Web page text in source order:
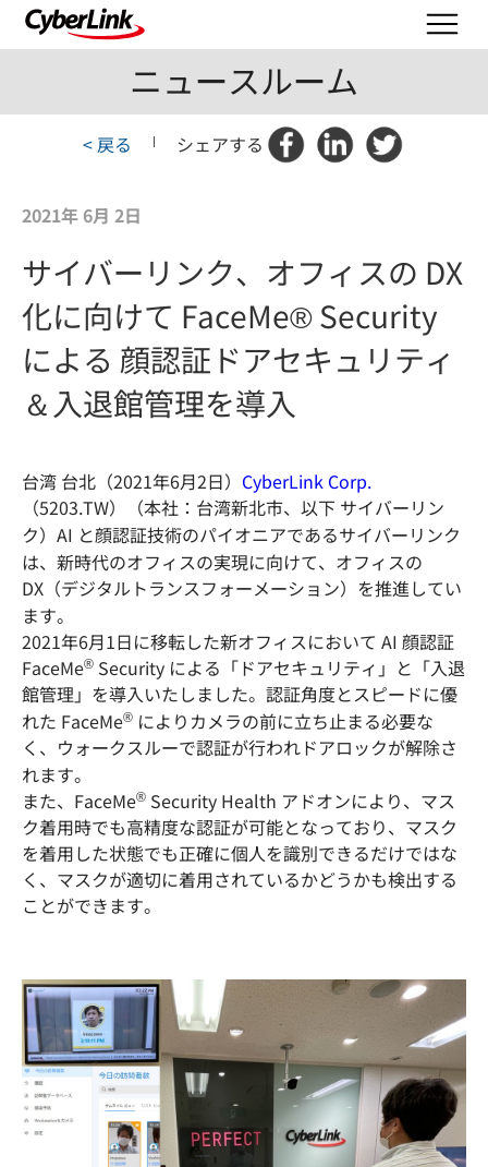
ニュースルーム
< 戻る | シェアする
2021年 6月 2日
サイバーリンク、オフィスの DX
化に向けて FaceMe® Security
による 顔認証ドアセキュリティ
＆入退館管理を導入
台湾 台北（2021年6月2日） CyberLink Corp.
（5203.TW）（本社：台湾新北市、以下 サイバーリン
ク）AI と顔認証技術のパイオニアであるサイバーリンク
は、新時代のオフィスの実現に向けて、オフィスの
DX（デジタルトランスフォーメーション）を推進してい
ます。
2021年6月1日に移転した新オフィスにおいて AI 顔認証
FaceMe® Security による「ドアセキュリティ」と「入退
館管理」を導入いたしました。認証角度とスピードに優
れた FaceMe® によりカメラの前に立ち止まる必要な
く、ウォークスルーで認証が行われドアロックが解除さ
れます。
また、FaceMe® Security Health アドオンにより、マス
ク着用時でも高精度な認証が可能となっており、マスク
を着用した状態でも正確に個人を識別できるだけではな
く、マスクが適切に着用されているかどうかも検出する
ことができます。